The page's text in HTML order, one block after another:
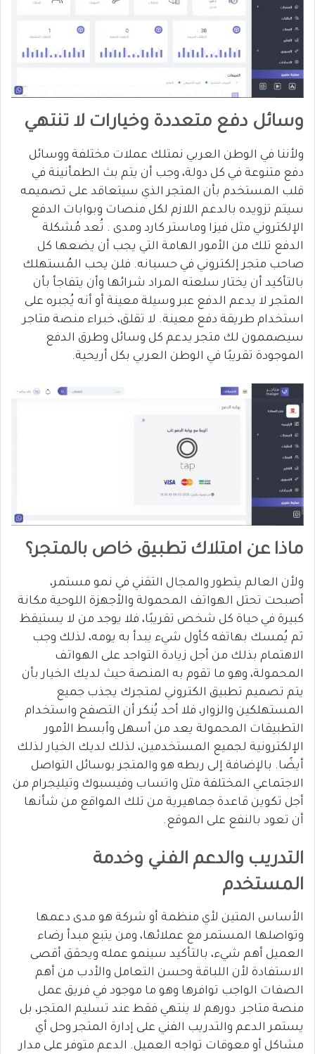
وسائل دفع متعددة وخيارات لا تنتهي
ولأننا في الوطن العربي نمتلك عملات مختلفة ووسائل
دفع متنوعة في كل دولة، وجب أن يتم بث الطمأنينة في
قلب المستخدم بأن المتجر الذي سيتعاقد على تصميمه
سيتم تزويده بالدعم اللازم لكل منصات وبوابات الدفع
الإلكتروني مثل فيزا وماستر كارد ومدى . تُعد مُشكلة
الدفع تلك من الأمور الهامة التي يجب أن يضعها كل
صاحب متجر إلكتروني في حسبانه. فلن يحب المُستهلك
بالتأكيد أن يختار سلعته المراد شرائها وأن يتفاجأ بأن
المتجر لا يدعم الدفع عبر وسيلة معينة أو أنه يُجبره على
استخدام طريقة دفع معينة. لا تقلق، خبراء منصة متاجر
سيصممون لك متجر يدعم كل وسائل وطرق الدفع
الموجودة تقريبًا في الوطن العربي بكل أريحية.
ماذا عن امتلاك تطبيق خاص بالمتجر؟
ولأن العالم يتطور والمجال التقني في نمو مستمر،
أصبحت تحتل الهواتف المحمولة والأجهزة اللوحية مكانة
كبيرة في حياة كل شخص تقريبًا، فلا يوجد من لا يستيقظ
ثم يُمسك بهاتفه كأول شيء يبدأ به يومه، لذلك وجب
الاهتمام بذلك من أجل زيادة التواجد على الهواتف
المحمولة، وهو ما تقوم به المنصة حيث لديك الخيار بأن
يتم تصميم تطبيق الكتروني لمتجرك يجذب جميع
المستهلكين والزوار، فلا أحد يُنكر أن التصفح واستخدام
التطبيقات المحمولة يعد من أسهل وأبسط الأمور
الإلكترونية لجميع المستخدمين، لذلك لديك الخيار لذلك
أيضًا. بالإضافة إلى ربطه هو والمتجر بوسائل التواصل
الاجتماعي المختلفة مثل واتساب وفيسبوك وتيليجرام من
أجل تكوين قاعدة جماهيرية من تلك المواقع من شأنها
أن تعود بالنفع على الموقع.
التدريب والدعم الفني وخدمة
المستخدم
الأساس المتين لأي منظمة أو شركة هو مدى دعمها
وتواصلها المستمر مع عملائها، ومن يتبع مبدأ رضاء
العميل أهم شيء، بالتأكيد سينمو عمله ويحقق أقصى
الاستفادة لأن اللباقة وحسن التعامل والأدب من أهم
الصفات الواجب توافرها وهو ما موجود في فريق عمل
منصة متاجر. دورهم لا ينتهي فقط عند تسليم المتجر، بل
يستمر الدعم والتدريب الفني على إدارة المتجر وحل أي
مشاكل أو معوقات تواجه العميل. الدعم متوفر على مدار